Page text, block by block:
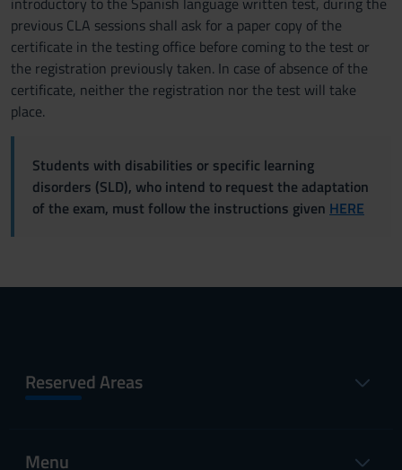
previous CLA sessions shall ask for a paper copy of the
certificate in the testing office before coming to the test or
the registration previously taken. In case of absence of the
certificate, neither the registration nor the test will take
place.
Students with disabilities or specific learning
disorders (SLD), who intend to request the adaptation
of the exam, must follow the instructions given HERE
Reserved Areas
Menu